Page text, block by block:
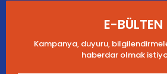
E-BÜLTEN
Kampanya, duyuru,
haberdar olmak